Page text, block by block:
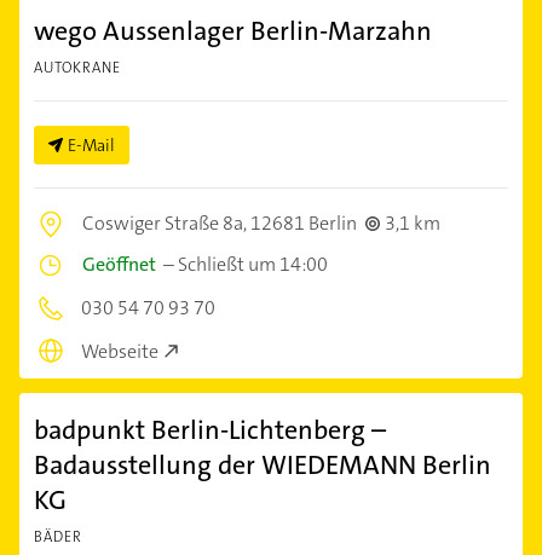
wego Aussenlager Berlin-Marzahn
AUTOKRANE
E-Mail
Coswiger Straße 8a,12681 Berlin
3,1 km
Geöffnet –Schließt um 14:00
030 54 70 93 70
Webseite
badpunkt Berlin-Lichtenberg –
Badausstellung der WIEDEMANN Berlin
KG
BÄDER